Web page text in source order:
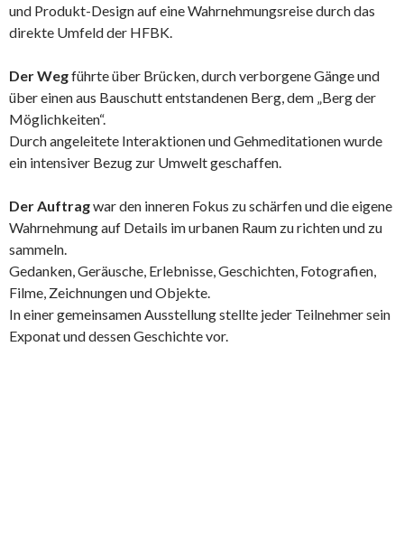
und Produkt-Design auf eine Wahrnehmungsreise durch das
direkte Umfeld der HFBK.
Der Wegführte über Brücken, durch verborgene Gänge und
über einen aus Bauschutt entstandenen Berg, dem „Berg der
Möglichkeiten“.
Durch angeleitete Interaktionen und Gehmeditationen wurde
ein intensiver Bezug zur Umwelt geschaffen.
Der Auftragwar den inneren Fokus zu schärfen und die eigene
Wahrnehmung auf Details im urbanen Raum zu richten und zu
sammeln.
Gedanken, Geräusche, Erlebnisse, Geschichten, Fotografien,
Filme, Zeichnungen und Objekte.
In einer gemeinsamen Ausstellung stellte jeder Teilnehmer sein
Exponat und dessen Geschichte vor.